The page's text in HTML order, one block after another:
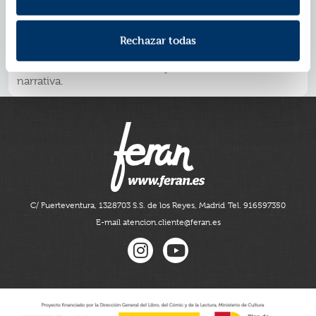
Rechazar todas
su hijo Eliacim, muerto en plena juventud en las aguas
desvelando la psicología compleja y atormentada de la
narrativa.
C/ Fuerteventura, 1328703 S.S. de los Reyes, Madrid Tel. 916597350
E-mail atencion.cliente@feran.es